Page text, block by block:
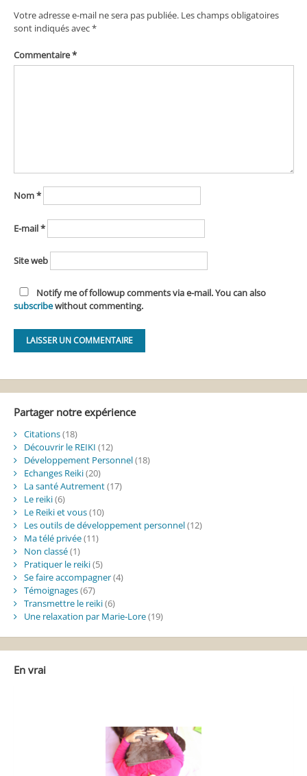
Votre adresse e-mail ne sera pas publiée. Les champs obligatoires
sont indiqués avec*
Commentaire*
Nom*
E-mail*
Site web
Notify me of followup comments via e-mail. You can also
subscribewithout commenting.
Partager notre expérience
Citations(18)
Découvrir le REIKI (12)
Développement Personnel(18)
Echanges Reiki(20)
La santé Autrement(17)
Le reiki(6)
Le Reiki et vous(10)
Les outils de développement personnel(12)
Ma télé privée(11)
Non classé(1)
Pratiquer le reiki(5)
Se faire accompagner(4)
Témoignages(67)
Transmettre le reiki(6)
Une relaxation par Marie-Lore(19)
En vrai